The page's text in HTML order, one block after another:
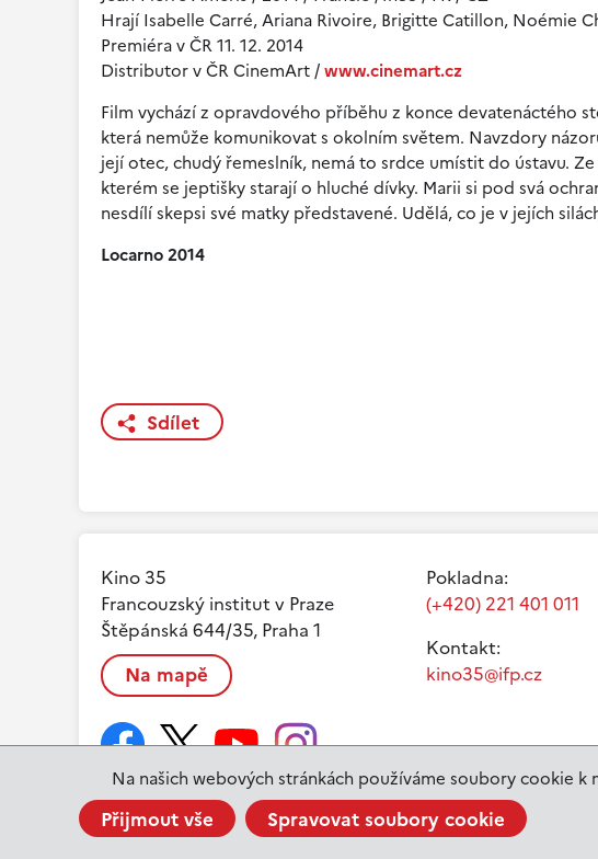
Na našich webových stránkách používáme soubory cookie k
Přijmout vše Spravovat soubory cookie
Hrají Isabelle Carré, Ariana Rivoire, Brigitte Catillon, Noémie
Premiéra v ČR 11. 12. 2014
Distributor v ČR CinemArt /www.cinemart.cz
Film vychází z opravdového příběhu z konce devatenáctého
která nemůže komunikovat s okolním světem. Navzdory
její otec, chudý řemeslník, nemá to srdce umístit do ústavu.
kterém se jeptišky starají o hluché dívky. Marii si pod svá
nesdílí skepsi své matky představené. Udělá, co je v jejích
Locarno 2014
Sdílet
Kino 35
Francouzský institut v Praze
Štěpánská 644/35, Praha 1
Na mapě
Pokladna:
(+420) 221 401 011
Kontakt:
kino35@ifp.cz
© 2023 Institut français de Prague |www.ifp.cz